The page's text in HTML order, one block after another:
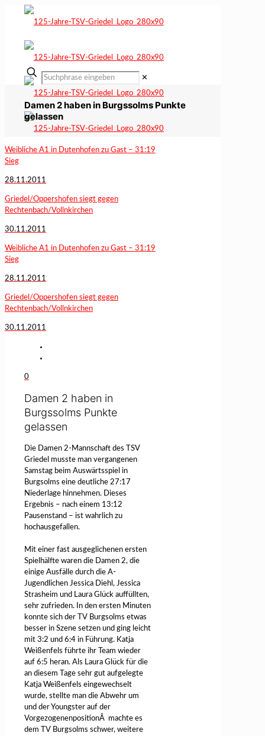
✕
Damen 2 haben in Burgssolms Punkte
gelassen
Weibliche A1 in Dutenhofen zu Gast – 31:19
Sieg
28.11.2011
Griedel/Oppershofen siegt gegen
Rechtenbach/Vollnkirchen
30.11.2011
Weibliche A1 in Dutenhofen zu Gast – 31:19
Sieg
28.11.2011
Griedel/Oppershofen siegt gegen
Rechtenbach/Vollnkirchen
30.11.2011
0
Damen 2 haben in
Burgssolms Punkte
gelassen
Die Damen 2-Mannschaft des TSV
Griedel musste man vergangenen
Samstag beim Auswärtsspiel in
Burgsolms eine deutliche 27:17
Niederlage hinnehmen. Dieses
Ergebnis – nach einem 13:12
Pausenstand – ist wahrlich zu
hochausgefallen.
Mit einer fast ausgeglichenen ersten
Spielhälfte waren die Damen 2, die
einige Ausfälle durch die A-
Jugendlichen Jessica Diehl, Jessica
Strasheim und Laura Glück auffüllten,
sehr zufrieden. In den ersten Minuten
konnte sich der TV Burgsolms etwas
besser in Szene setzen und ging leicht
mit 3:2 und 6:4 in Führung. Katja
Weißenfels führte ihr Team wieder
auf 6:5 heran. Als Laura Glück für die
an diesem Tage sehr gut aufgelegte
Katja Weißenfels eingewechselt
wurde, stellte man die Abwehr um
und der Youngster auf der
VorgezogenenpositionÂ machte es
dem TV Burgsolms schwer, weitere